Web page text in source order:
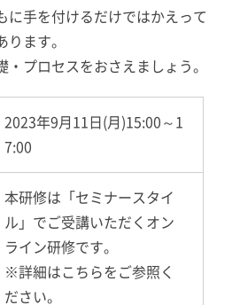
に手を付けるだけではかえって
ります。
・プロセスをおさえましょう。
2023年9月11日(月)15:00～1
7:00
本研修は「セミナースタイ
ル」でご受講いただくオン
ライン研修です。
※詳細はこちらをご参照く
ださい。